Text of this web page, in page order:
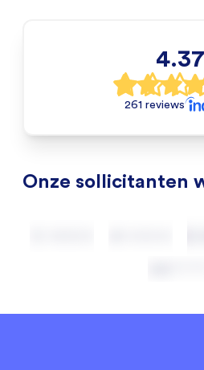
4.37
261 reviews
Onze sollicitanten